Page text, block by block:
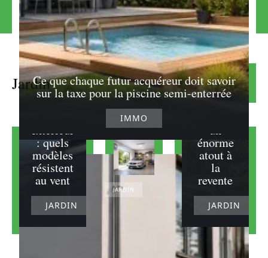
Ce que chaque futur acquéreur doit savoir
sur la taxe pour la piscine semi-enterrée
IMMO
Jardin Lire la suite
extérieur
: quels
modèles
résistent
au vent
JARDIN
JARDIN
Terrain
clôturé :
un
énorme
atout à
la
revente
JARDIN